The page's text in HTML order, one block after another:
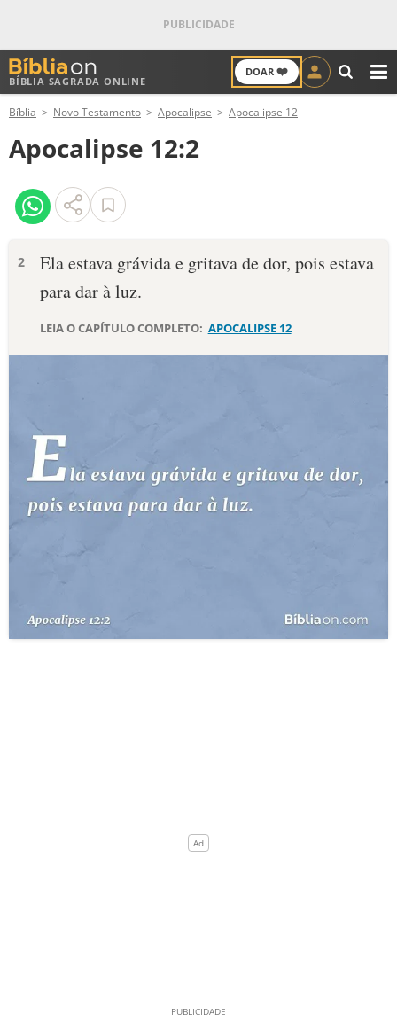
BÍBLIA SAGRADA ONLINE
DOAR ❤️
ANTIGO TESTAMENTO
NOVO TESTAMENTO
VERSÍCULOS
PALAVRA DO DIA
10 MANDAMENTOS
ESTUDOS BÍBLICOS
ESBOÇOS DE PREGAÇÃO
PERGUNTE À BÍBLIA
Bíblia Novo Testamento Apocalipse Apocalipse 12
Apocalipse 12:2
2
Ela estava grávida e gritava de dor, pois estava
para dar à luz.
LEIA O CAPÍTULO COMPLETO: APOCALIPSE 12